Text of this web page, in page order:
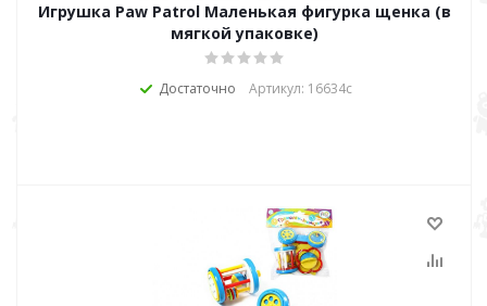
Игрушка Paw Patrol Маленькая фигурка щенка (в
мягкой упаковке)
Достаточно Артикул: 16634с